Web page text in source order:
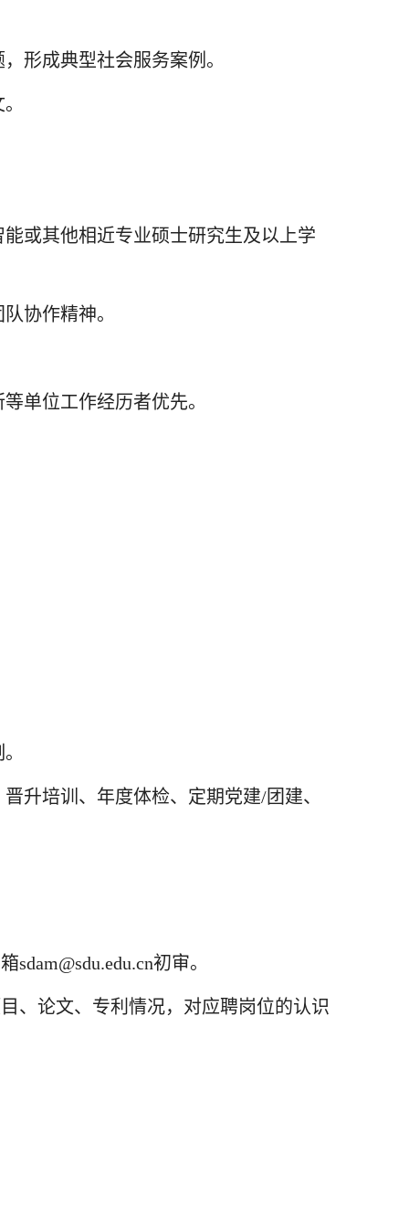
形成典型社会服务案例。
或其他相近专业硕士研究生及以上学
协作精神。
单位工作经历者优先。
升培训、年度体检、定期党建/团建、
初审。
、论文、专利情况，对应聘岗位的认识